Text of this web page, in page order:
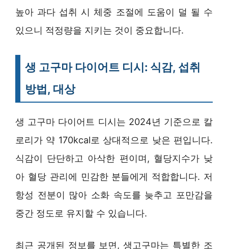
높아 과다 섭취 시 체중 조절에 도움이 덜 될 수
있으니 적정량을 지키는 것이 중요합니다.
생 고구마 다이어트 디시: 식감, 섭취
방법, 대상
생 고구마 다이어트 디시는 2024년 기준으로 칼
로리가 약 170kcal로 상대적으로 낮은 편입니다.
식감이 단단하고 아삭한 편이며, 혈당지수가 낮
아 혈당 관리에 민감한 분들에게 적합합니다. 저
항성 전분이 많아 소화 속도를 늦추고 포만감을
중간 정도로 유지할 수 있습니다.
최근 공개된 정보를 보면, 생고구마는 특별한 조